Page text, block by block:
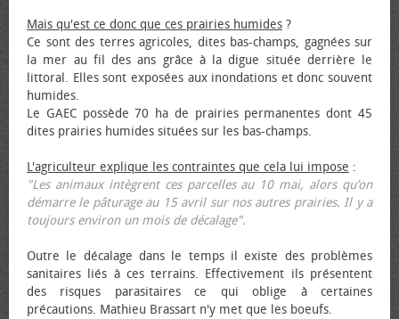
Mais qu'est ce donc que ces prairies humides ?
Ce sont des terres agricoles, dites bas-champs, gagnées sur
la mer au fil des ans grâce à la digue située derrière le
littoral. Elles sont exposées aux inondations et donc souvent
humides.
Le GAEC possède 70 ha de prairies permanentes dont 45
dites prairies humides situées sur les bas-champs.
L'agriculteur explique les contraintes que cela lui impose :
"Les animaux intègrent ces parcelles au 10 mai, alors qu’on
démarre le pâturage au 15 avril sur nos autres prairies. Il y a
toujours environ un mois de décalage".
Outre le décalage dans le temps il existe des problèmes
sanitaires liés à ces terrains. Effectivement ils présentent
des risques parasitaires ce qui oblige à certaines
précautions. Mathieu Brassart n'y met que les bœufs.